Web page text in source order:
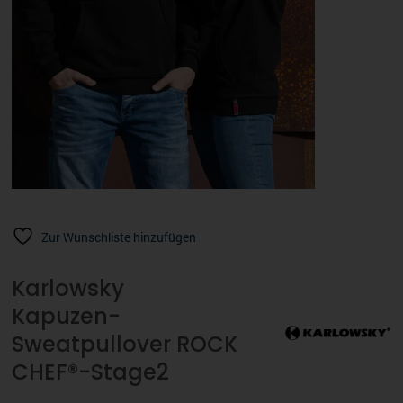
Zur Wunschliste hinzufügen
Karlowsky
Kapuzen-
Sweatpullover ROCK
CHEF®-Stage2